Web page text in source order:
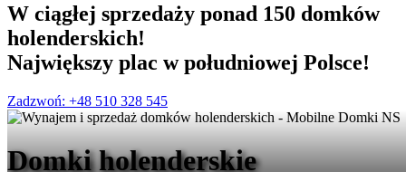
W ciągłej sprzedaży ponad 150 domków
holenderskich!
Największy plac w południowej Polsce!
Zadzwoń: +48 510 328 545
Domki holenderskie